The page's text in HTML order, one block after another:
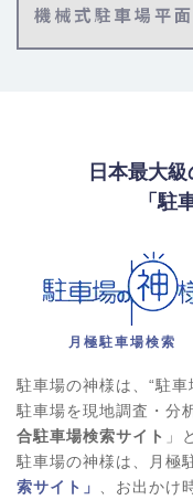
日本最大
「駐
月極駐車場検索
駐車場の神様は、“駐
駐車場を現地調査・分
合駐車場検索サイト 」
駐車場の神様は、月極
索サイト」
、お出かけ